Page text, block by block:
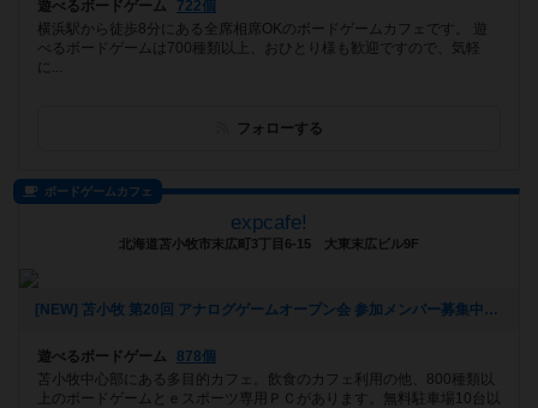
遊べるボードゲーム
722個
横浜駅から徒歩8分にある全席相席OKのボードゲームカフェです。 遊
べるボードゲームは700種類以上、おひとり様も歓迎ですので、気軽
に...
フォローする
ボードゲームカフェ
expcafe!
北海道苫小牧市末広町3丁目6-15 大東末広ビル9F
[NEW] 苫小牧 第20回 アナログゲームオープン会 参加メンバー募集中！（2024年09月05日 23時49分）
遊べるボードゲーム
878個
苫小牧中心部にある多目的カフェ。飲食のカフェ利用の他、800種類以
上のボードゲームとｅスポーツ専用ＰＣがあります。無料駐車場10台以